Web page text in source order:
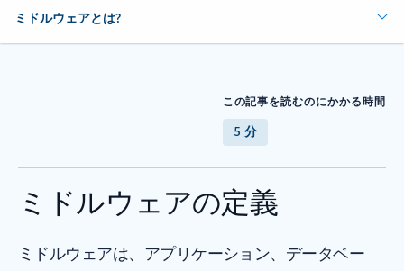
ミドルウェアとは?
この記事を読むのにかかる時間
5 分
ミドルウェアの定義
ミドルウェアは、アプリケーション、データベー